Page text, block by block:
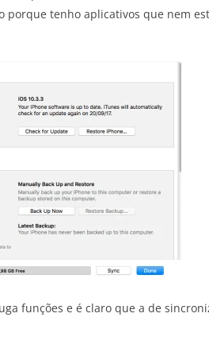
porque tenho aplicativos que nem
funções e é claro que a de